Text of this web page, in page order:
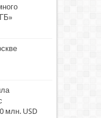
млн. USD